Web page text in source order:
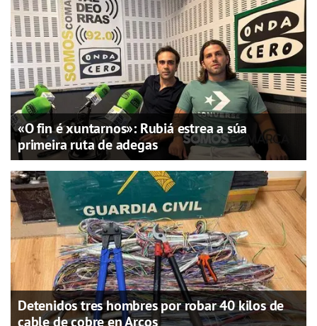
«O fin é xuntarnos»: Rubiá estrea a súa
primeira ruta de adegas
Detenidos tres hombres por robar 40 kilos de
cable de cobre en Arcos